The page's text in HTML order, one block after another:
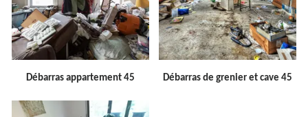
Débarras appartement 45 Débarras de grenier et cave 45